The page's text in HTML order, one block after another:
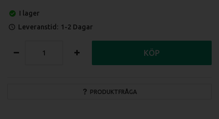
I lager
Leveranstid: 1-2 Dagar
PRODUKTFRÅGA
KÖP